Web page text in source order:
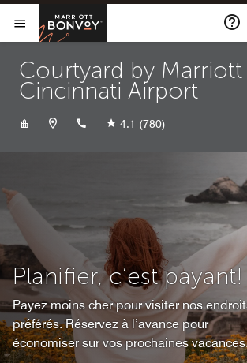
Skip to Content
Ouvrir le menu
Marriott Bonvoy
Courtyard by Marriott
Cincinnati Airport
+18596479900
4.1 (780)
Planifier, c’est payant!
Payez moins cher pour visiter nos
préférés. Réservez à l’avance pour
économiser sur vos prochaines